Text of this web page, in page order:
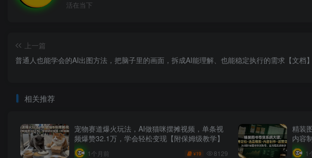
活在当下
上一篇
普通⼈也能学会的AI出图⽅法，把脑子里的画面，拆成AI能理解、也能稳定执行的需求【文档】
相关推荐
宠物赛道爆火玩法，AI做猫咪摆摊视频，单条视
频爆赞32.1万，学会轻松变现【附保姆级教学】
1个月前 ¥19 8129
精装
内容
全流
1